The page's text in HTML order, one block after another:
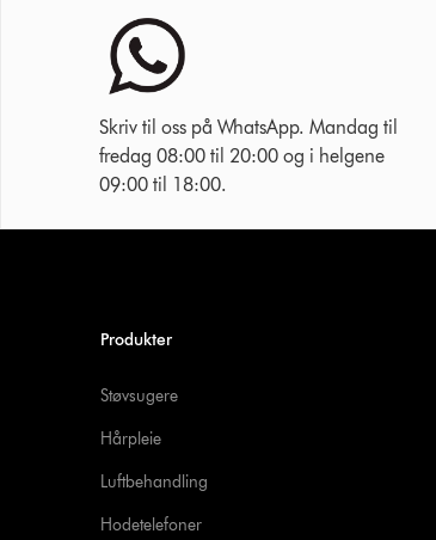
Skriv til oss på WhatsApp. Mandag til
fredag 08:00 til 20:00 og i helgene
09:00 til 18:00.
Produkter
Støvsugere
Hårpleie
Luftbehandling
Hodetelefoner